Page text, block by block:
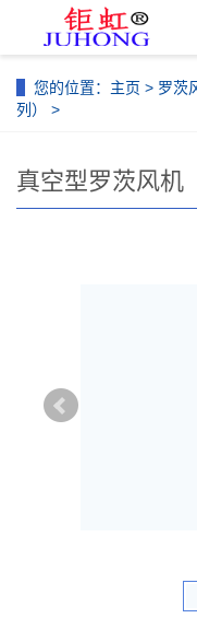
您的位置： 主页 > 罗茨
列）
>
真空型罗茨风机